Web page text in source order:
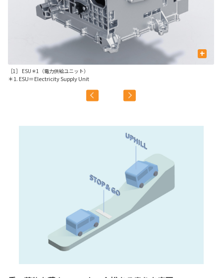
+
［1］ ESU＊1（電力供給ユニット）
＊1. ESU＝Electricity Supply Unit